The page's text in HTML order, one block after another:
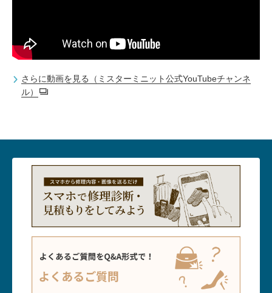
さらに動画を見る（ミスターミニット公式YouTubeチャンネ
ル）